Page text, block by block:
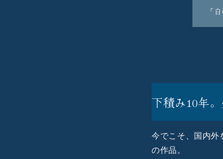
「
下積み10年
今でこそ、国内外
の作品。